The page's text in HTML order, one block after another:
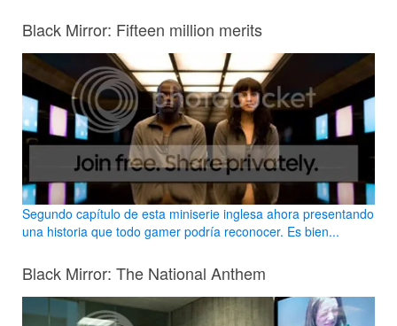
Black Mirror: Fifteen million merits
Segundo capítulo de esta miniserie inglesa ahora presentando
una historia que todo gamer podría reconocer. Es bien...
Black Mirror: The National Anthem